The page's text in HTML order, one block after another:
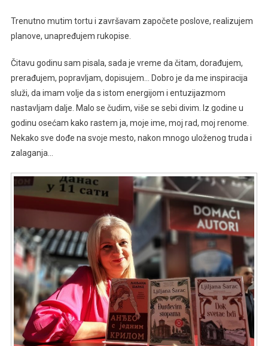
Trenutno mutim tortu i završavam započete poslove, realizujem
planove, unapređujem rukopise.
Čitavu godinu sam pisala, sada je vreme da čitam, dorađujem,
prerađujem, popravljam, dopisujem… Dobro je da me inspiracija
služi, da imam volje da s istom energijom i entuzijazmom
nastavljam dalje. Malo se čudim, više se sebi divim. Iz godine u
godinu osećam kako rastem ja, moje ime, moj rad, moj renome.
Nekako sve dođe na svoje mesto, nakon mnogo uloženog truda i
zalaganja…